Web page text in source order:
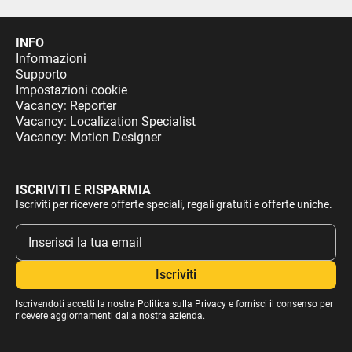
INFO
Informazioni
Supporto
Impostazioni cookie
Vacancy: Reporter
Vacancy: Localization Specialist
Vacancy: Motion Designer
ISCRIVITI E RISPARMIA
Iscriviti per ricevere offerte speciali, regali gratuiti e offerte uniche.
Iscrivendoti accetti la nostra Politica sulla Privacye fornisci il consenso per
ricevere aggiornamenti dalla nostra azienda.